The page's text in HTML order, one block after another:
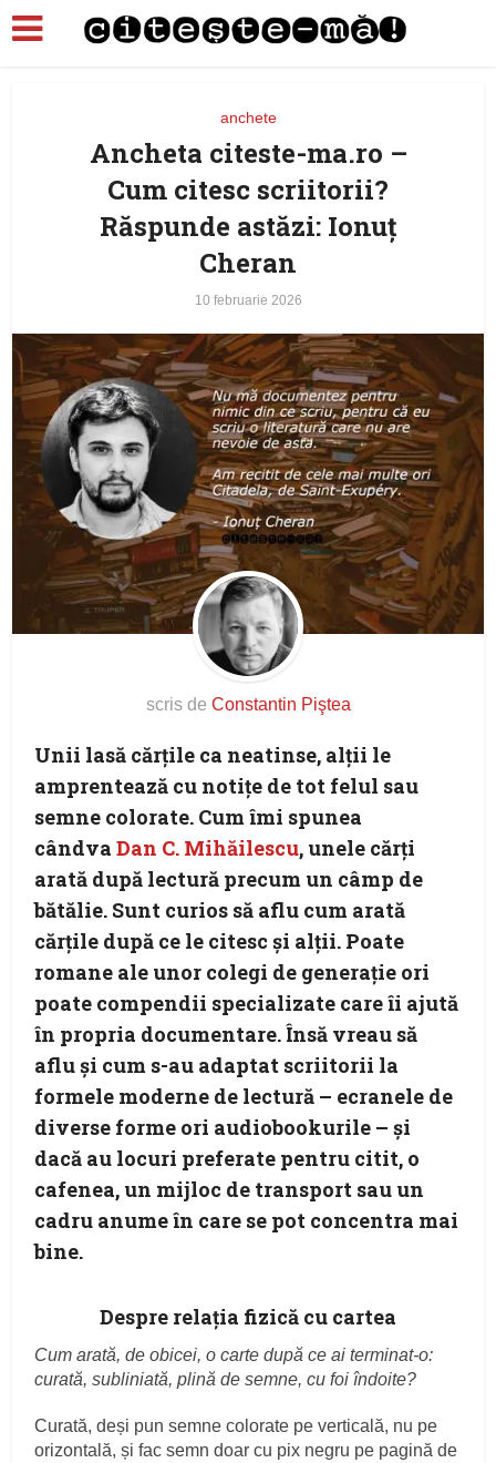
anchete
Ancheta citeste-ma.ro –
Cum citesc scriitorii?
Răspunde astăzi: Ionuţ
Cheran
10 februarie 2026
scris de Constantin Piştea
Unii lasă cărţile ca neatinse, alţii le
amprentează cu notiţe de tot felul sau
semne colorate. Cum îmi spunea
cândvaDan C. Mihăilescu, unele cărţi
arată după lectură precum un câmp de
bătălie. Sunt curios să aflu cum arată
cărţile după ce le citesc şi alţii. Poate
romane ale unor colegi de generaţie ori
poate compendii specializate care îi ajută
în propria documentare. Însă vreau să
aflu şi cum s-au adaptat scriitorii la
formele moderne de lectură – ecranele de
diverse forme ori audiobookurile – şi
dacă au locuri preferate pentru citit, o
cafenea, un mijloc de transport sau un
cadru anume în care se pot concentra mai
bine.
Despre relația fizică cu cartea
Cum arată, de obicei, o carte după ce ai terminat-o:
curată, subliniată, plină de semne, cu foi îndoite?
Curată, deși pun semne colorate pe verticală, nu pe
orizontală, și fac semn doar cu pix negru pe pagină de